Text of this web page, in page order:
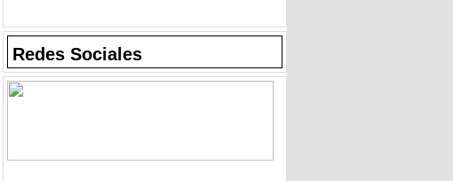
Redes Sociales